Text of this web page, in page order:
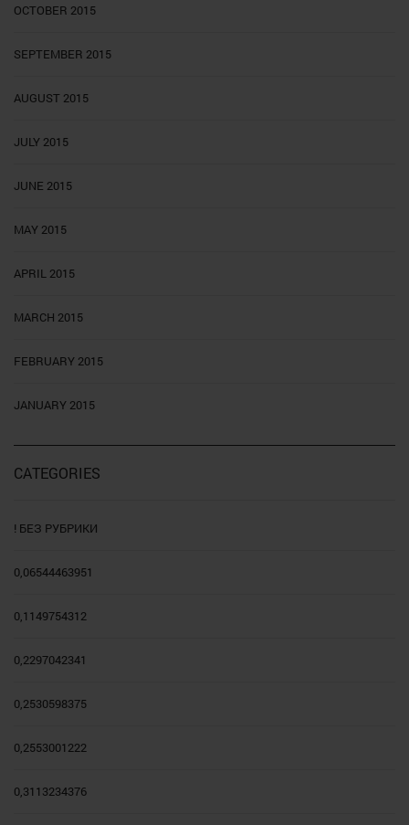
OCTOBER 2015
SEPTEMBER 2015
AUGUST 2015
JULY 2015
JUNE 2015
MAY 2015
APRIL 2015
MARCH 2015
FEBRUARY 2015
JANUARY 2015
CATEGORIES
! БЕЗ РУБРИКИ
0,06544463951
0,1149754312
0,2297042341
0,2530598375
0,2553001222
0,3113234376